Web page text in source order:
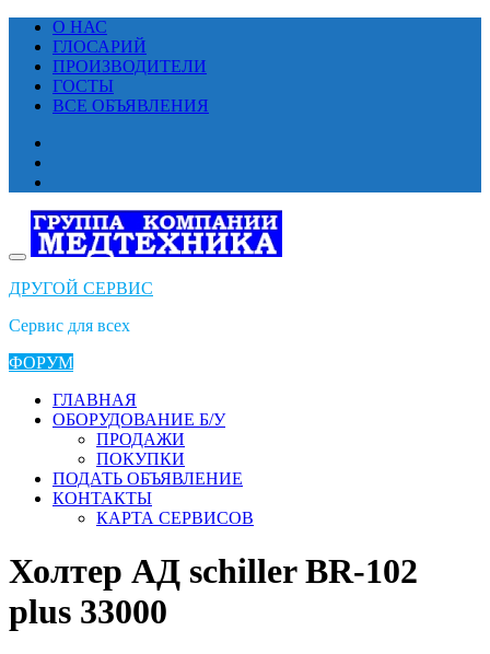
Перейти
содержимому
О НАС
ГЛОСАРИЙ
ПРОИЗВОДИТЕЛИ
ГОСТЫ
ВСЕ ОБЪЯВЛЕНИЯ
ДРУГОЙ СЕРВИС
Сервис для всех
ФОРУМ
ГЛАВНАЯ
ОБОРУДОВАНИЕ Б/У
ПРОДАЖИ
ПОКУПКИ
ПОДАТЬ ОБЪЯВЛЕНИЕ
КОНТАКТЫ
КАРТА СЕРВИСОВ
Холтер АД schiller BR-102
plus 33000